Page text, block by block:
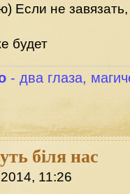
Если не
будет
- два глаза,
біля нас
11:26